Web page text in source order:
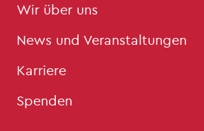
Wir über uns
News und Veranstaltungen
Karriere
Spenden